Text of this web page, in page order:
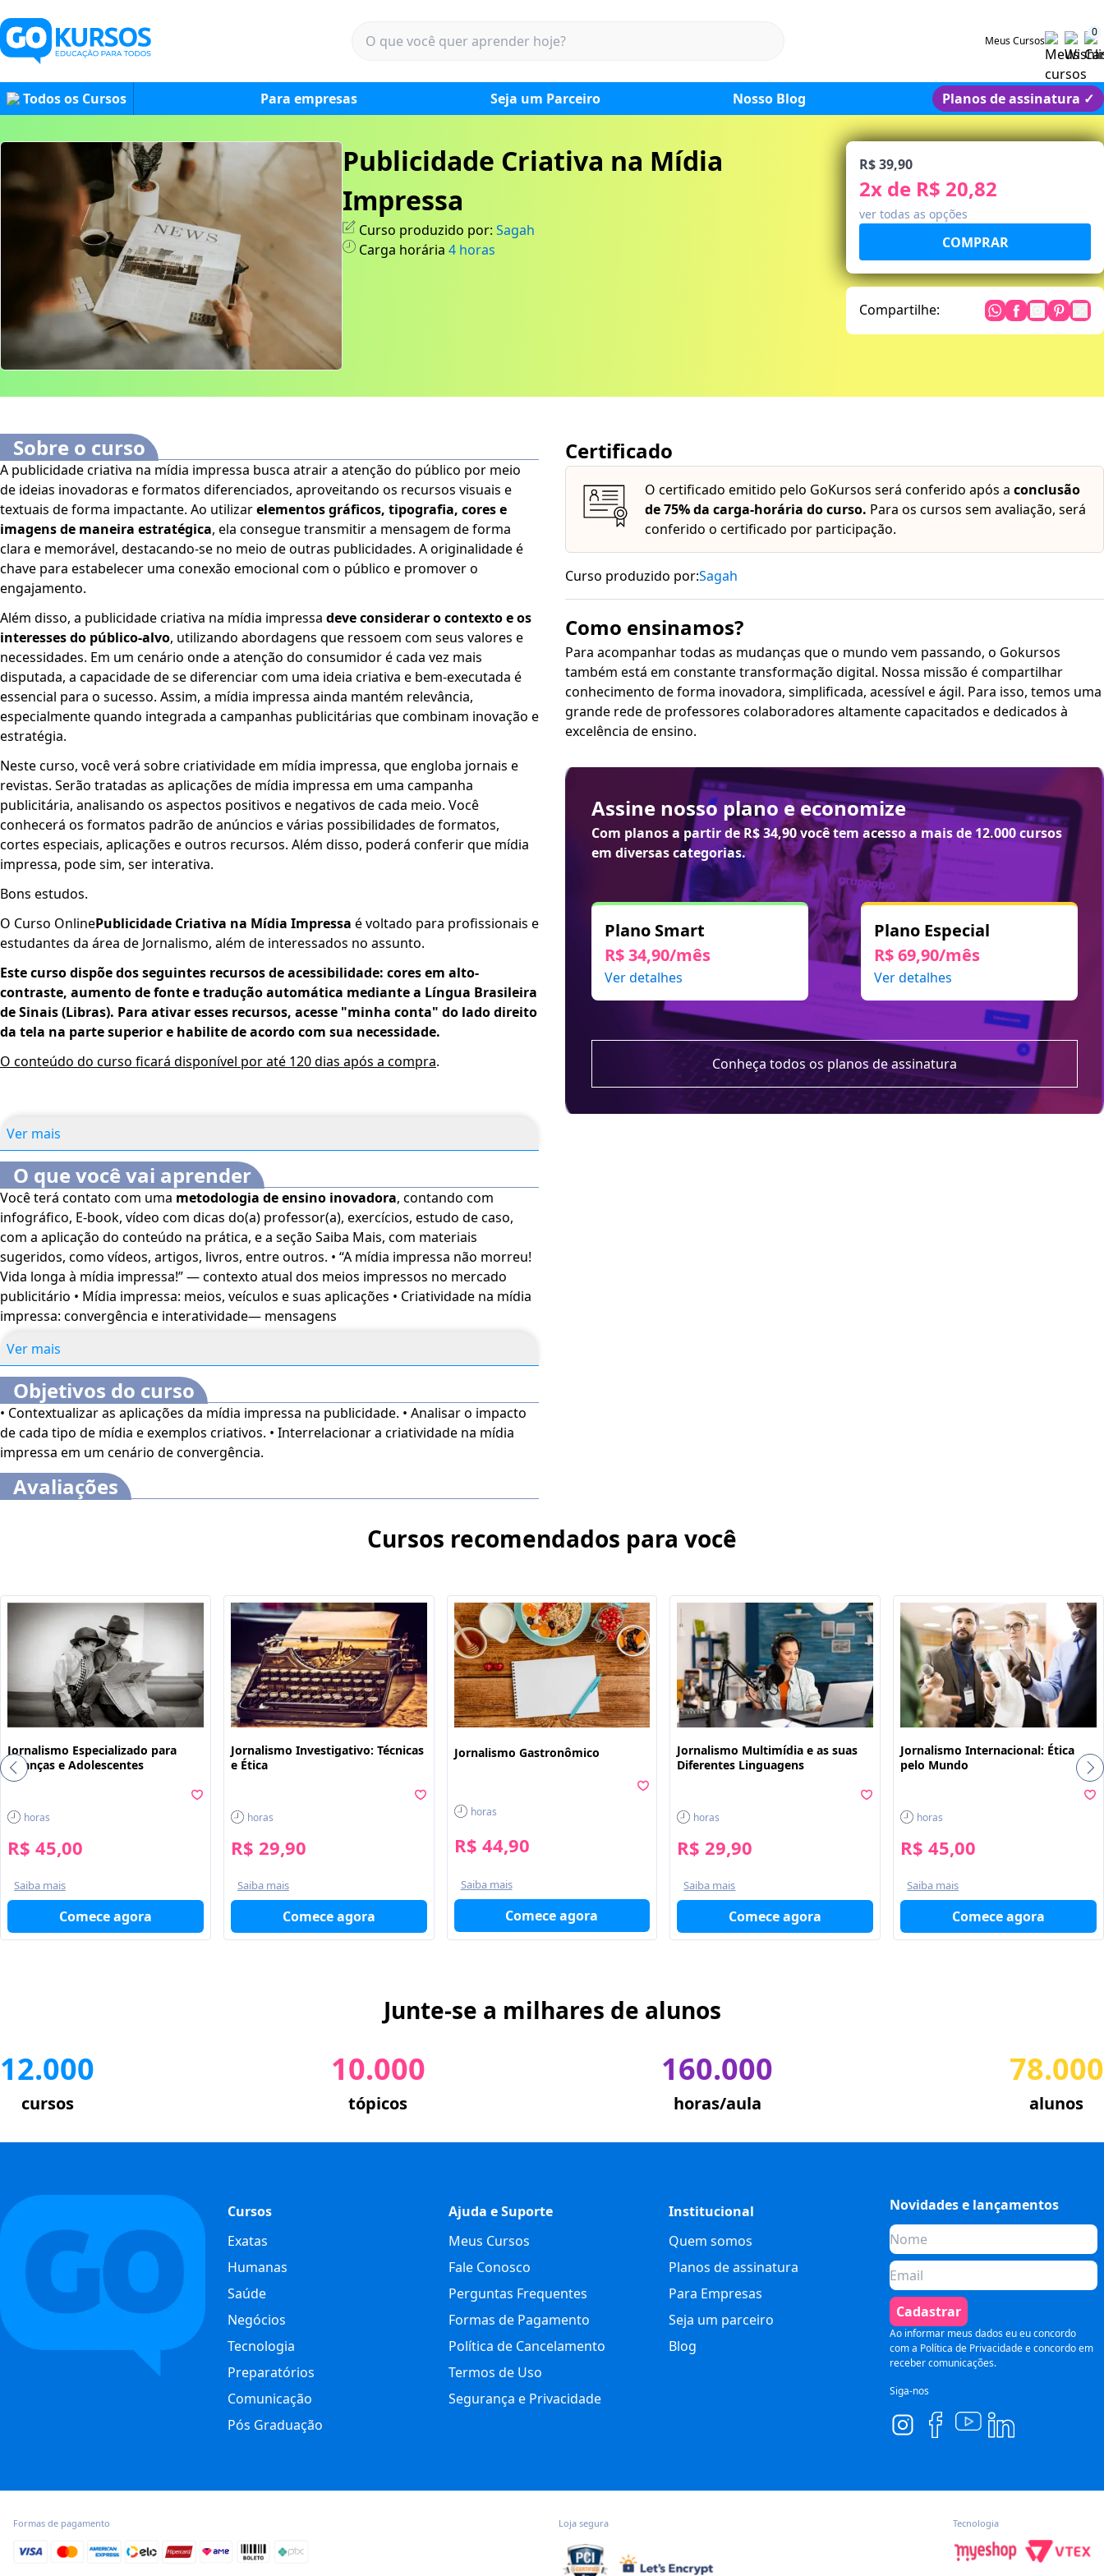
Meus Cursos
0
Todos os Cursos Para empresas Seja um Parceiro Nosso Blog Planos de assinatura ✓
Publicidade Criativa na Mídia
Impressa
Curso produzido por: Sagah
Carga horária 4horas
R$ 39,90
2x de R$ 20,82
ver todas as opções
Compartilhe:
Sobre o curso
A publicidade criativa na mídia impressa busca atrair a atenção do público por meio
de ideias inovadoras e formatos diferenciados, aproveitando os recursos visuais e
textuais de forma impactante. Ao utilizarelementos gráficos, tipografia, cores e
imagens de maneira estratégica, ela consegue transmitir a mensagem de forma
clara e memorável, destacando-se no meio de outras publicidades. A originalidade é
chave para estabelecer uma conexão emocional com o público e promover o
engajamento.
Além disso, a publicidade criativa na mídia impressa deve considerar o contexto e os
interesses do público-alvo, utilizando abordagens que ressoem com seus valores e
necessidades. Em um cenário onde a atenção do consumidor é cada vez mais
disputada, a capacidade de se diferenciar com uma ideia criativa e bem-executada é
essencial para o sucesso. Assim, a mídia impressa ainda mantém relevância,
especialmente quando integrada a campanhas publicitárias que combinam inovação e
estratégia.
Neste curso, você verá sobre criatividade em mídia impressa, que engloba jornais e
revistas. Serão tratadas as aplicações de mídia impressa em uma campanha
publicitária, analisando os aspectos positivos e negativos de cada meio. Você
conhecerá os formatos padrão de anúncios e várias possibilidades de formatos,
cortes especiais, aplicações e outros recursos. Além disso, poderá conferir que mídia
impressa, pode sim, ser interativa.
Bons estudos.
O Curso OnlinePublicidade Criativa na Mídia Impressa é voltado para profissionais e
estudantes da área de Jornalismo, além de interessados no assunto.
Este curso dispõe dos seguint­­es recursos de acessibilidade: cores em alto-
contraste, aumento de fonte e tradução automática mediante a Língua Brasileira
de Sinais (Libras). Para ativar esses recursos, acesse "minha conta" do lado direito
da tela na parte superior e habilite de acordo com sua necessidade.
O conteúdo do curso ficará disponível por até 120 dias após a compra.
Ver mais
O que você vai aprender
Você terá contato com uma metodologia de ensino inovadora, contando com
infográfico, E-book, vídeo com dicas do(a) professor(a), exercícios, estudo de caso,
com a aplicação do conteúdo na prática, e a seção Saiba Mais, com materiais
sugeridos, como vídeos, artigos, livros, entre outros. • “A mídia impressa não morreu!
Vida longa à mídia impressa!” — contexto atual dos meios impressos no mercado
publicitário • Mídia impressa: meios, veículos e suas aplicações • Criatividade na mídia
impressa: convergência e interatividade— mensagens
Ver mais
Objetivos do curso
• Contextualizar as aplicações da mídia impressa na publicidade. • Analisar o impacto
de cada tipo de mídia e exemplos criativos. • Interrelacionar a criatividade na mídia
impressa em um cenário de convergência.
Avaliações
Certificado
O certificado emitido pelo GoKursos será conferido após a conclusão
de 75% da carga-horária do curso. Para os cursos sem avaliação, será
conferido o certificado por participação.
Curso produzido por:Sagah
Como ensinamos?
Para acompanhar todas as mudanças que o mundo vem passando, o Gokursos
também está em constante transformação digital. Nossa missão é compartilhar
conhecimento de forma inovadora, simplificada, acessível e ágil. Para isso, temos uma
grande rede de professores colaboradores altamente capacitados e dedicados à
excelência de ensino.
Assine nosso plano e economize
Com planos a partir deR$ 34,90você tem acesso a mais de 12.000 cursos
em diversas categorias.
Plano Smart
R$ 34,90/mês
Ver detalhes
Plano Especial
R$ 69,90/mês
Ver detalhes
Conheça todos os planos de assinatura
Cursos recomendados para você
Jornalismo Especializado para
Crianças e Adolescentes
horas
R$ 45,00
Saiba mais
Comece agora
Jornalismo Investigativo: Técnicas
e Ética
horas
R$ 29,90
Saiba mais
Comece agora
Jornalismo Gastronômico
horas
R$ 44,90
Saiba mais
Comece agora
Jornalismo Multimídia e as suas
Diferentes Linguagens
horas
R$ 29,90
Saiba mais
Comece agora
Jornalismo Internacional: Ética
pelo Mundo
horas
R$ 45,00
Saiba mais
Comece agora
Junte-se a milhares de alunos
12.000
cursos
10.000
tópicos
160.000
horas/aula
78.000
alunos
Cursos
Exatas
Humanas
Saúde
Negócios
Tecnologia
Preparatórios
Comunicação
Pós Graduação
Ajuda e Suporte
Meus Cursos
Fale Conosco
Perguntas Frequentes
Formas de Pagamento
Política de Cancelamento
Termos de Uso
Segurança e Privacidade
Institucional
Quem somos
Planos de assinatura
Para Empresas
Seja um parceiro
Blog
Novidades e lançamentos
Cadastrar
Ao informar meus dados eu eu concordo
com a Política de Privacidadee concordo em
receber comunicações.
Siga-nos
Formas de pagamento Loja segura Tecnologia